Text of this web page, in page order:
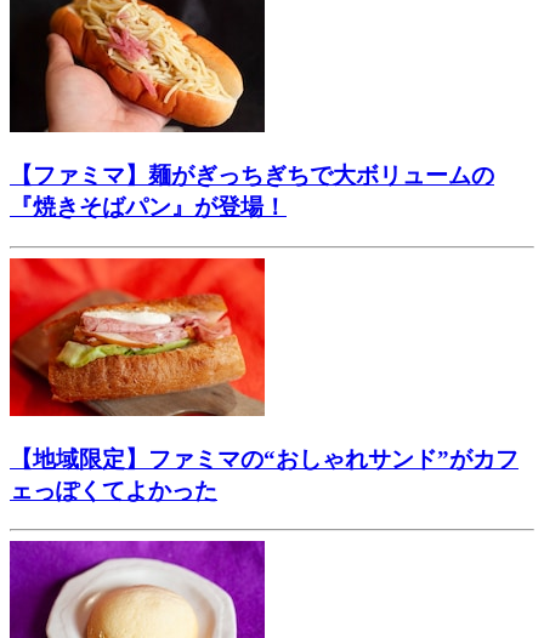
【ファミマ】麺がぎっちぎちで大ボリュームの
『焼きそばパン』が登場！
【地域限定】ファミマの“おしゃれサンド”がカフ
ェっぽくてよかった